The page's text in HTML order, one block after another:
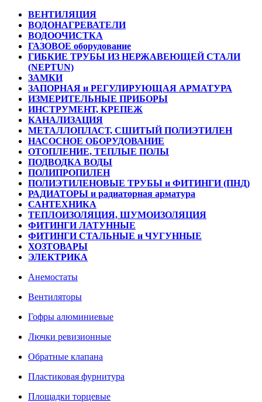
ВЕНТИЛЯЦИЯ
ВОДОНАГРЕВАТЕЛИ
ВОДООЧИСТКА
ГАЗОВОЕ оборудование
ГИБКИЕ ТРУБЫ ИЗ НЕРЖАВЕЮЩЕЙ СТАЛИ
(NEPTUN)
ЗАМКИ
ЗАПОРНАЯ и РЕГУЛИРУЮЩАЯ АРМАТУРА
ИЗМЕРИТЕЛЬНЫЕ ПРИБОРЫ
ИНСТРУМЕНТ, КРЕПЕЖ
КАНАЛИЗАЦИЯ
МЕТАЛЛОПЛАСТ, СШИТЫЙ ПОЛИЭТИЛЕН
НАСОСНОЕ ОБОРУДОВАНИЕ
ОТОПЛЕНИЕ, ТЕПЛЫЕ ПОЛЫ
ПОДВОДКА ВОДЫ
ПОЛИПРОПИЛЕН
ПОЛИЭТИЛЕНОВЫЕ ТРУБЫ и ФИТИНГИ (ПНД)
РАДИАТОРЫ и радиаторная арматура
САНТЕХНИКА
ТЕПЛОИЗОЛЯЦИЯ, ШУМОИЗОЛЯЦИЯ
ФИТИНГИ ЛАТУННЫЕ
ФИТИНГИ СТАЛЬНЫЕ и ЧУГУННЫЕ
ХОЗТОВАРЫ
ЭЛЕКТРИКА
Анемостаты
Вентиляторы
Гофры алюминиевые
Лючки ревизионные
Обратные клапана
Пластиковая фурнитура
Площадки торцевые